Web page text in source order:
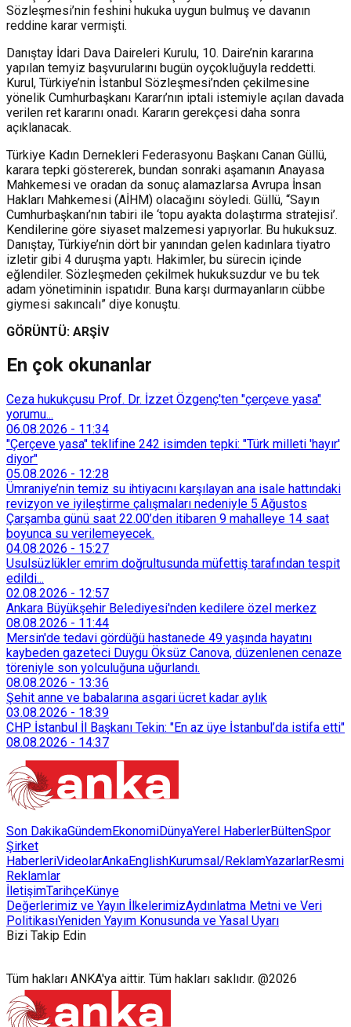
Sözleşmesi’nin feshini hukuka uygun bulmuş ve davanın
reddine karar vermişti.
Danıştay İdari Dava Daireleri Kurulu, 10. Daire’nin kararına
yapılan temyiz başvurularını bugün oyçokluğuyla reddetti.
Kurul, Türkiye’nin İstanbul Sözleşmesi’nden çekilmesine
yönelik Cumhurbaşkanı Kararı’nın iptali istemiyle açılan davada
verilen ret kararını onadı. Kararın gerekçesi daha sonra
açıklanacak.
Türkiye Kadın Dernekleri Federasyonu Başkanı Canan Güllü,
karara tepki göstererek, bundan sonraki aşamanın Anayasa
Mahkemesi ve oradan da sonuç alamazlarsa Avrupa İnsan
Hakları Mahkemesi (AİHM) olacağını söyledi. Güllü, “Sayın
Cumhurbaşkanı’nın tabiri ile ‘topu ayakta dolaştırma stratejisi’.
Kendilerine göre siyaset malzemesi yapıyorlar. Bu hukuksuz.
Danıştay, Türkiye’nin dört bir yanından gelen kadınlara tiyatro
izletir gibi 4 duruşma yaptı. Hakimler, bu sürecin içinde
eğlendiler. Sözleşmeden çekilmek hukuksuzdur ve bu tek
adam yönetiminin ispatıdır. Buna karşı durmayanların cübbe
giymesi sakıncalı” diye konuştu.
GÖRÜNTÜ: ARŞİV
En çok okunanlar
Ceza hukukçusu Prof. Dr. İzzet Özgenç'ten "çerçeve yasa"
yorumu...
06.08.2026 - 11:34
"Çerçeve yasa" teklifine 242 isimden tepki: "Türk milleti 'hayır'
diyor"
05.08.2026 - 12:28
Ümraniye’nin temiz su ihtiyacını karşılayan ana isale hattındaki
revizyon ve iyileştirme çalışmaları nedeniyle 5 Ağustos
Çarşamba günü saat 22.00’den itibaren 9 mahalleye 14 saat
boyunca su verilemeyecek.
04.08.2026 - 15:27
Usulsüzlükler emrim doğrultusunda müfettiş tarafından tespit
edildi...
02.08.2026 - 12:57
Ankara Büyükşehir Belediyesi'nden kedilere özel merkez
08.08.2026 - 11:44
Mersin'de tedavi gördüğü hastanede 49 yaşında hayatını
kaybeden gazeteci Duygu Öksüz Canova, düzenlenen cenaze
töreniyle son yolculuğuna uğurlandı.
08.08.2026 - 13:36
Şehit anne ve babalarına asgari ücret kadar aylık
03.08.2026 - 18:39
CHP İstanbul İl Başkanı Tekin: "En az üye İstanbul’da istifa etti"
08.08.2026 - 14:37
Son DakikaGündemEkonomiDünyaYerel HaberlerBültenSpor
Şirket
HaberleriVideolarAnkaEnglishKurumsal/ReklamYazarlarResmi
Reklamlar
İletişimTarihçeKünye
Değerlerimiz ve Yayın İlkelerimizAydınlatma Metni ve Veri
PolitikasıYeniden Yayım Konusunda ve Yasal Uyarı
Bizi Takip Edin
Tüm hakları ANKA'ya aittir. Tüm hakları saklıdır. @2026